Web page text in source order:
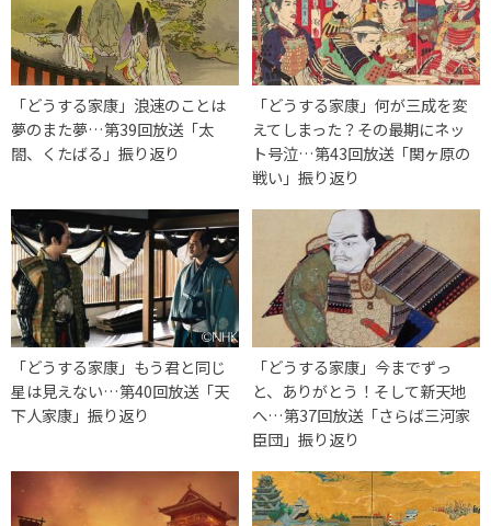
「どうする家康」浪速のことは
夢のまた夢…第39回放送「太
閤、くたばる」振り返り
「どうする家康」何が三成を変
えてしまった？その最期にネッ
ト号泣…第43回放送「関ヶ原の
戦い」振り返り
「どうする家康」もう君と同じ
星は見えない…第40回放送「天
下人家康」振り返り
「どうする家康」今までずっ
と、ありがとう！そして新天地
へ…第37回放送「さらば三河家
臣団」振り返り